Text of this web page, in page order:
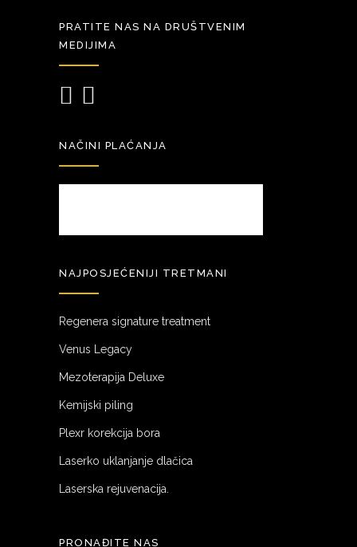
PRATITE NAS NA DRUŠTVENIM
MEDIJIMA
NAČINI PLAĆANJA
NAJPOSJEĆENIJI TRETMANI
Regenera signature treatment
Venus Legacy
Mezoterapija Deluxe
Kemijski piling
Plexr korekcija bora
Laserko uklanjanje dlačica
Laserska rejuvenacija.
PRONAĐITE NAS